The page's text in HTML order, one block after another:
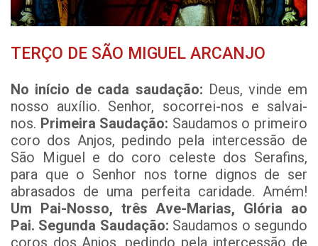
TERÇO DE SÃO MIGUEL ARCANJO
No início de cada saudação: Deus, vinde em
nosso auxílio. Senhor, socorrei-nos e salvai-
nos. Primeira Saudação: Saudamos o primeiro
coro dos Anjos, pedindo pela intercessão de
São Miguel e do coro celeste dos Serafins,
para que o Senhor nos torne dignos de ser
abrasados de uma perfeita caridade. Amém!
Um Pai-Nosso, três Ave-Marias, Glória ao
Pai. Segunda Saudação: Saudamos o segundo